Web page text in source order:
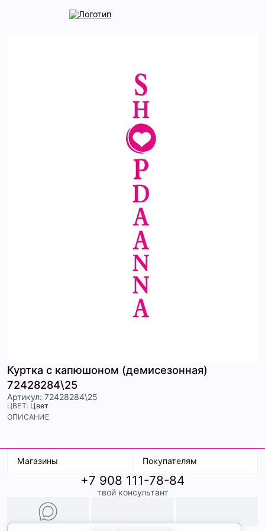
Куртка с капюшоном (демисезонная)
72428284\25
Артикул: 72428284\25
ЦВЕТ: Цвет
ОПИСАНИЕ
Магазины
ТК Терминал
ТРК Континент
Покупателям
Доставка
Условия оплаты
Образы
+7 908 111-78-84
твой консультант